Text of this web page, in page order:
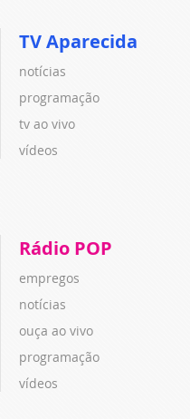
TV Aparecida
notícias
programação
tv ao vivo
vídeos
Rádio POP
empregos
notícias
ouça ao vivo
programação
vídeos